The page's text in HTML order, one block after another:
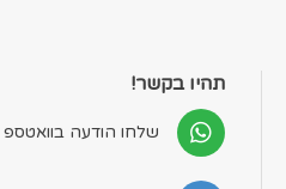
תהיו בקשר!
שלחו הודעה בוואטספ